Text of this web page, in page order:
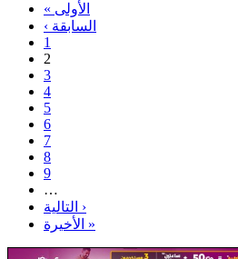
« الأولى
‹ السابقة
1
2
3
4
5
6
7
8
9
…
التالية ›
الأخيرة »